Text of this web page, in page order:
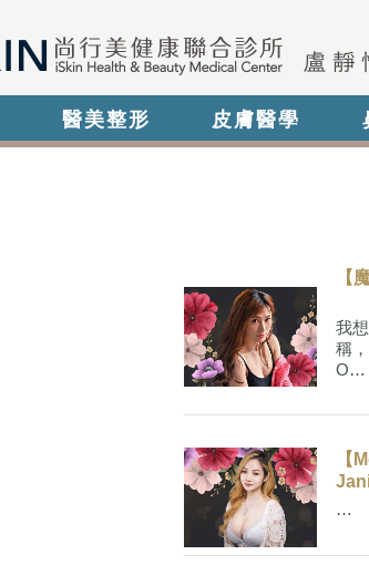
醫美整形 皮膚醫學
【
我
稱
O…
【
…